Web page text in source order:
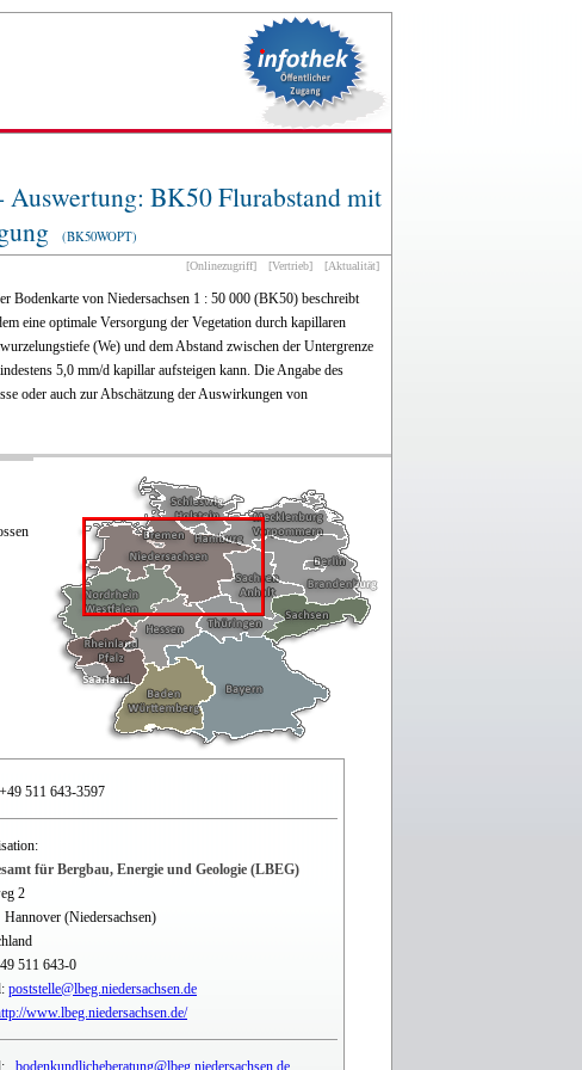
Auswertung: BK50 Flurabstand mit
(BK50WOPT)
[Onlinezugriff] [Vertrieb] [Aktualität]
Bodenkarte von Niedersachsen 1 : 50 000 (BK50) beschreibt
eine optimale Versorgung der Vegetation durch kapillaren
(We) und dem Abstand zwischen der Untergrenze
5,0 mm/d kapillar aufsteigen kann. Die Angabe des
oder auch zur Abschätzung der Auswirkungen von
+49 511 643-3597
für Bergbau, Energie und Geologie (LBEG)
2
Hannover (Niedersachsen)
511 643-0
poststelle@lbeg.niedersachsen.de
www.lbeg.niedersachsen.de/